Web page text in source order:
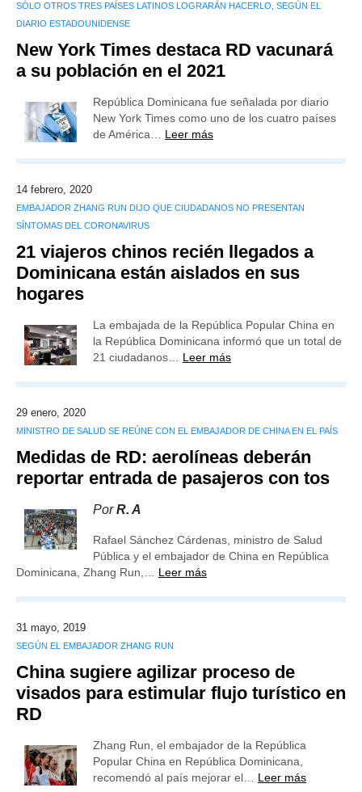
SÓLO OTROS TRES PAÍSES LATINOS LOGRARÁN HACERLO, SEGÚN EL
DIARIO ESTADOUNIDENSE
New York Times destaca RD vacunará
a su población en el 2021
República Dominicana fue señalada por diario
New York Times como uno de los cuatro países
de América… Leer más
14 febrero, 2020
EMBAJADOR ZHANG RUN DIJO QUE CIUDADANOS NO PRESENTAN
SÍNTOMAS DEL CORONAVIRUS
21 viajeros chinos recién llegados a
Dominicana están aislados en sus
hogares
La embajada de la República Popular China en
la República Dominicana informó que un total de
21 ciudadanos… Leer más
29 enero, 2020
MINISTRO DE SALUD SE REÚNE CON EL EMBAJADOR DE CHINA EN EL PAÍS
Medidas de RD: aerolíneas deberán
reportar entrada de pasajeros con tos
PorR. A
Rafael Sánchez Cárdenas, ministro de Salud
Pública y el embajador de China en República
Dominicana, Zhang Run,… Leer más
31 mayo, 2019
SEGÚN EL EMBAJADOR ZHANG RUN
China sugiere agilizar proceso de
visados para estimular flujo turístico en
RD
Zhang Run, el embajador de la República
Popular China en República Dominicana,
recomendó al país mejorar el… Leer más